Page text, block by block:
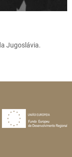
Jugoslávia.